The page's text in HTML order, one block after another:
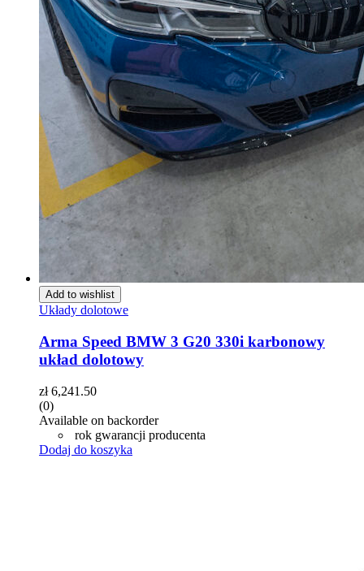
Add to wishlist
Układy dolotowe
Arma Speed BMW 3 G20 330i karbonowy
układ dolotowy
zł6,241.50
(0)
Available on backorder
rok gwarancji producenta
Dodaj do koszyka